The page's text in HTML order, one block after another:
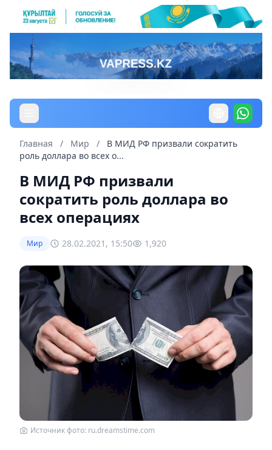
Главная / Мир /
В МИД РФ призвали сократить
роль доллара во всех о...
В МИД РФ призвали
сократить роль доллара во
всех операциях
Мир 28.02.2021, 15:50 1,920
Источник фото: ru.dreamstime.com